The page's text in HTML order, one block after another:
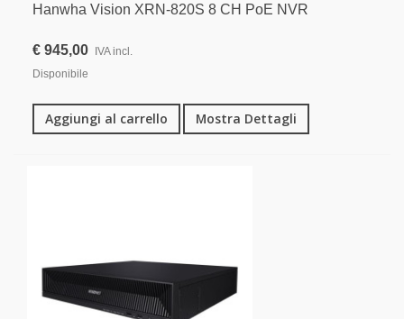
Hanwha Vision XRN-820S 8 CH PoE NVR
€ 945,00 IVA incl.
Disponibile
Aggiungi al carrello Mostra Dettagli